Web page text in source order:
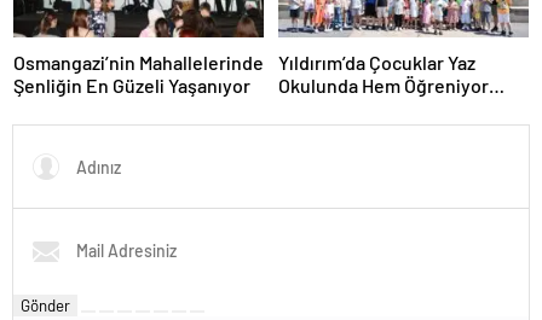
Osmangazi’nin Mahallelerinde
Şenliğin En Güzeli Yaşanıyor
Yıldırım’da Çocuklar Yaz
Okulunda Hem Öğreniyor
Gönder